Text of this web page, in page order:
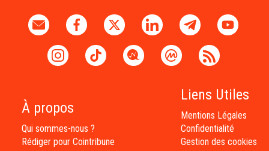
À propos
Qui sommes-nous ?
Rédiger pour Cointribune
Liens Utiles
Mentions Légales
Confidentialité
Gestion des cookies